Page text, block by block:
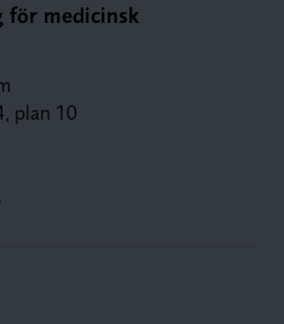
för medicinsk
plan 10